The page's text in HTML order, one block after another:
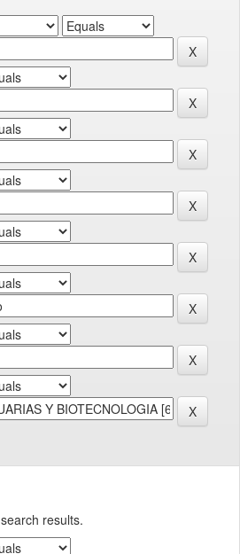
results.